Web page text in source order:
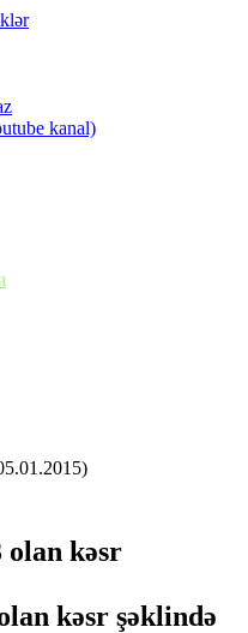
kanal)
olan kəsr
kəsr şəklində